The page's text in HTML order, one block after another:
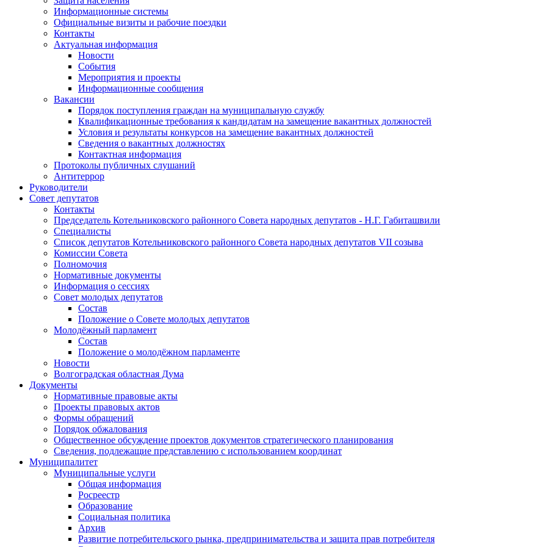
Информационные системы
Официальные визиты и рабочие поездки
Контакты
Актуальная информация
Новости
События
Мероприятия и проекты
Информационные сообщения
Вакансии
Порядок поступления граждан на муниципальную службу
Квалификационные требования к кандидатам на замещение вакантных должностей
Условия и результаты конкурсов на замещение вакантных должностей
Сведения о вакантных должностях
Контактная информация
Протоколы публичных слушаний
Антитеррор
Руководители
Совет депутатов
Контакты
Председатель Котельниковского районного Совета народных депутатов - Н.Г. Габиташвили
Специалисты
Список депутатов Котельниковского районного Совета народных депутатов VII созыва
Комиссии Совета
Полномочия
Нормативные документы
Информация о сессиях
Совет молодых депутатов
Состав
Положение о Совете молодых депутатов
Молодёжный парламент
Состав
Положение о молодёжном парламенте
Новости
Волгоградская областная Дума
Документы
Нормативные правовые акты
Проекты правовых актов
Формы обращений
Порядок обжалования
Общественное обсуждение проектов документов стратегического планирования
Сведения, подлежащие представлению с использованием координат
Муниципалитет
Муниципальные услуги
Общая информация
Росреестр
Образование
Социальная политика
Архив
Развитие потребительского рынка, предпринимательства и защита прав потребителя